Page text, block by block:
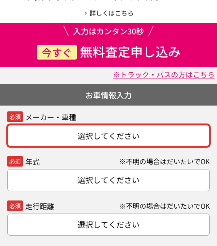
詳しくはこちら
入力はカンタン30秒
今すぐ 無料査定申し込み
※トラック・バスの方はこちら
お車情報入力
必須 メーカー・車種
選択してください
必須 年式 ※不明の場合はだいたいでOK
選択してください
必須 走行距離 ※不明の場合はだいたいでOK
選択してください